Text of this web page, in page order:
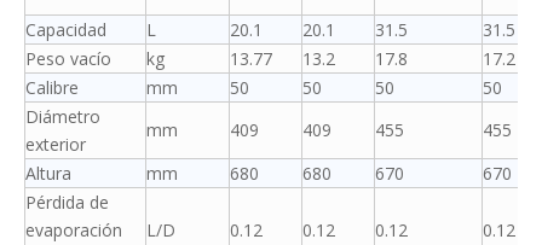
Capacidad
L 20.1 20.1 31.5
31.5
Peso vacío
kg 13.77 13.2 17.8
17.2
Calibre
mm 50 50 50
50
Diámetro
exterior
mm 409 409 455
455
Altura
mm 680 680 670
670
Pérdida de
evaporación
L/D 0.12 0.12 0.12 0.12